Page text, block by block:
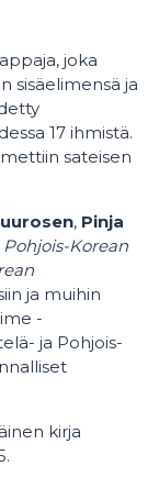
joka
sisäelimensä ja
17 ihmistä.
sateisen
, Pinja
Pohjois-Korean
ja muihin
-
ja Pohjois-
kirja